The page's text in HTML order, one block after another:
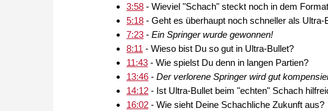
3:58 - Wieviel "Schach" steckt noch in dem
5:18 - Geht es überhaupt noch schneller als Ultra-
7:23 - Ein Springer wurde gewonnen!
8:11 - Wieso bist Du so gut in Ultra-Bullet?
11:43 - Wie spielst Du denn in langen Partien?
13:46 - Der verlorene Springer wird gut
14:12 - Ist Ultra-Bullet beim "echten" Schach
16:02 - Wie sieht Deine Schachliche Zukunft aus?